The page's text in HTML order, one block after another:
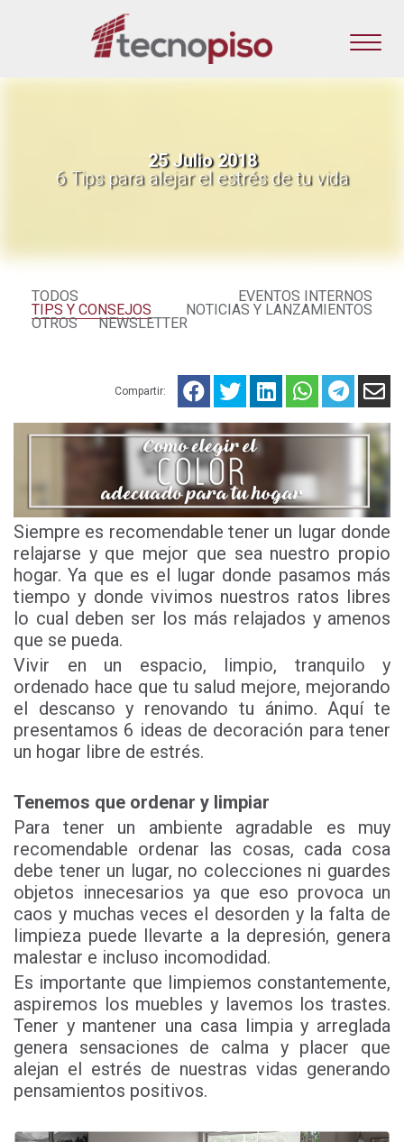
25 Julio 2018
6 Tips para alejar el estrés de tu vida
TODOS EVENTOS INTERNOS
TIPS Y CONSEJOS NOTICIAS Y LANZAMIENTOS
OTROS NEWSLETTER
Compartir:
Siempre es recomendable tener un lugar donde
relajarse y que mejor que sea nuestro propio
hogar. Ya que es el lugar donde pasamos más
tiempo y donde vivimos nuestros ratos libres
lo cual deben ser los más relajados y amenos
que se pueda.
Vivir en un espacio, limpio, tranquilo y
ordenado hace que tu salud mejore, mejorando
el descanso y renovando tu ánimo. Aquí te
presentamos 6 ideas de decoración para tener
un hogar libre de estrés.
Tenemos que ordenar y limpiar
Para tener un ambiente agradable es muy
recomendable ordenar las cosas, cada cosa
debe tener un lugar, no colecciones ni guardes
objetos innecesarios ya que eso provoca un
caos y muchas veces el desorden y la falta de
limpieza puede llevarte a la depresión, genera
malestar e incluso incomodidad.
Es importante que limpiemos constantemente,
aspiremos los muebles y lavemos los trastes.
Tener y mantener una casa limpia y arreglada
genera sensaciones de calma y placer que
alejan el estrés de nuestras vidas generando
pensamientos positivos.